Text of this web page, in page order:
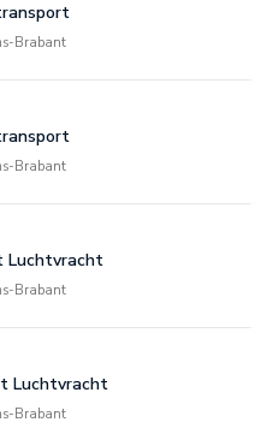
Brabant
Brabant
Luchtvracht
Brabant
Luchtvracht
Brabant